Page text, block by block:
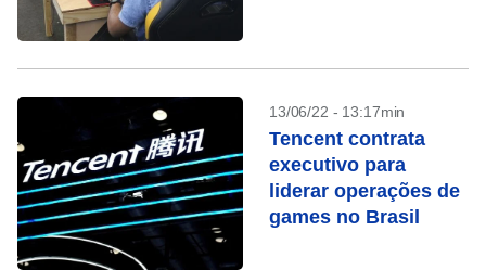
13/06/22 - 13:17min
Tencent contrata
executivo para
liderar operações de
games no Brasil